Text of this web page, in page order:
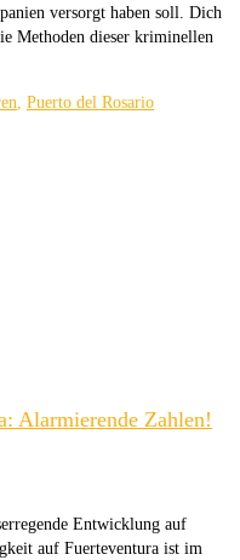
versorgt haben soll. Dich
Methoden dieser kriminellen
, Puerto del Rosario
Alarmierende Zahlen!
Entwicklung auf
auf Fuerteventura ist im